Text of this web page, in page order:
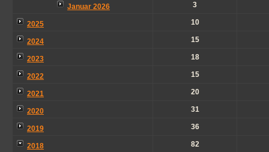
Januar 2026 3
2025 10
2024 15
2023 18
2022 15
2021 20
2020 31
2019 36
2018 82